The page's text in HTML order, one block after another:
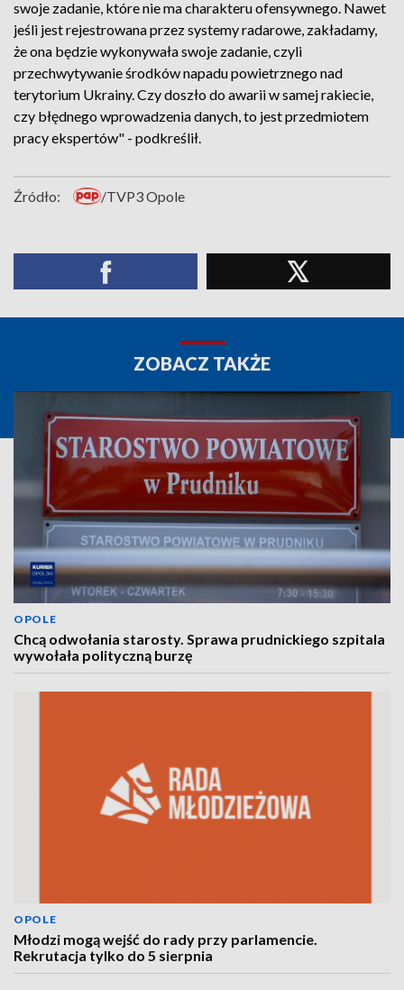
swoje zadanie, które nie ma charakteru ofensywnego. Nawet
jeśli jest rejestrowana przez systemy radarowe, zakładamy,
że ona będzie wykonywała swoje zadanie, czyli
przechwytywanie środków napadu powietrznego nad
terytorium Ukrainy. Czy doszło do awarii w samej rakiecie,
czy błędnego wprowadzenia danych, to jest przedmiotem
pracy ekspertów" - podkreślił.
Źródło: /TVP3 Opole
ZOBACZ TAKŻE
OPOLE
Chcą odwołania starosty. Sprawa prudnickiego szpitala
wywołała polityczną burzę
OPOLE
Młodzi mogą wejść do rady przy parlamencie.
Rekrutacja tylko do 5 sierpnia